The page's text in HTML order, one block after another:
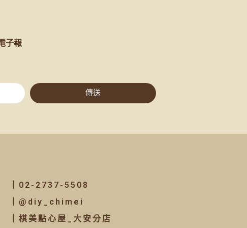
子報
傳送
｜02-2737-5508
｜@diy_chimei
｜棋美點心屋_大安分店